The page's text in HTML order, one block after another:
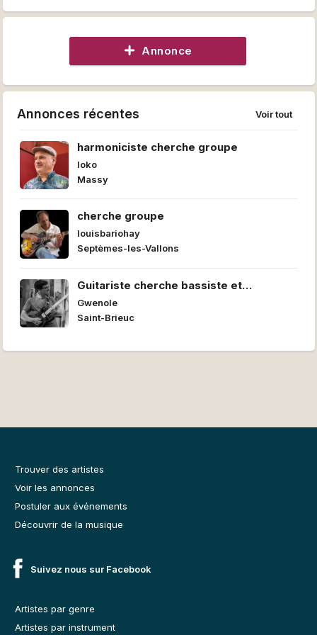
Annonce
Annonces récentes Voir tout
harmoniciste cherche groupe
loko
Massy
cherche groupe
louisbariohay
Septèmes-les-Vallons
Guitariste cherche bassiste et
batteur/euse pour former un power trio
Gwenole
Saint-Brieuc
Trouver des artistes
Voir les annonces
Postuler aux événements
Découvrir de la musique
Suivez nous sur Facebook
Artistes par genre
Artistes par instrument